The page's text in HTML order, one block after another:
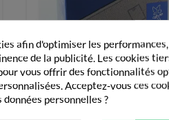
Thuasne Biflex 16+ Pratic
Élastique De...
23,20 €
Vue rapide
afin d'optimiser les
de la publicité. Les cookies
vous offrir des fonctionnalités
Acceptez-vous ces
personnelles ?